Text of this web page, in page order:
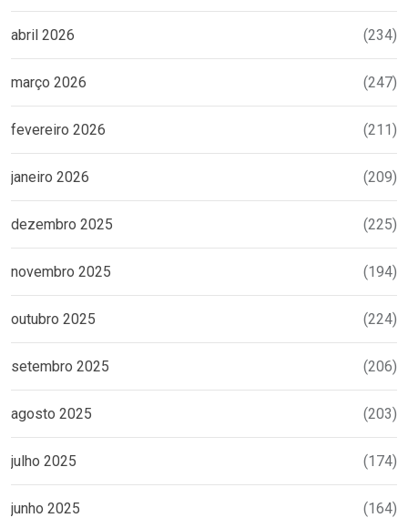
abril 2026 (234)
março 2026 (247)
fevereiro 2026 (211)
janeiro 2026 (209)
dezembro 2025 (225)
novembro 2025 (194)
outubro 2025 (224)
setembro 2025 (206)
agosto 2025 (203)
julho 2025 (174)
junho 2025 (164)